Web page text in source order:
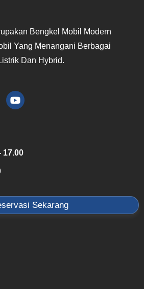
Bengkel Mobil Modern
Yang Menangani Berbagai
Dan Hybrid.
17.00
Sekarang